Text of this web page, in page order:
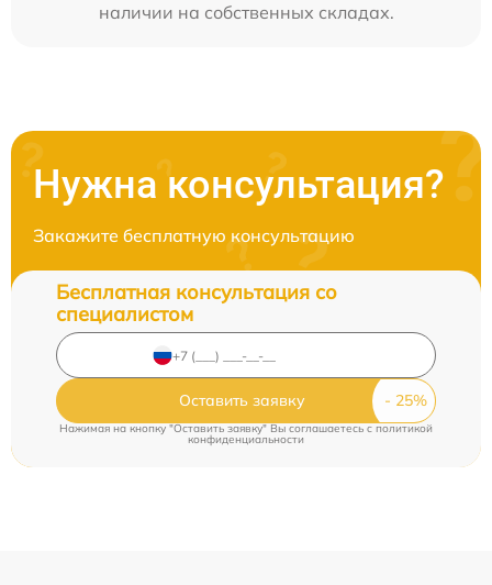
наличии на собственных складах.
Нужна консультация?
Закажите бесплатную консультацию
Бесплатная консультация со
специалистом
Оставить заявку
Нажимая на кнопку "Оставить заявку" Вы соглашаетесь c политикой
конфиденциальности